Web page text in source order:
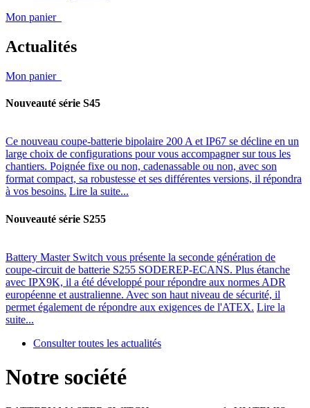
Mon panier
Actualités
Mon panier
Nouveauté série S45
Ce nouveau coupe-batterie bipolaire 200 A et IP67 se décline en un
large choix de configurations pour vous accompagner sur tous les
chantiers. Poignée fixe ou non, cadenassable ou non, avec son
format compact, sa robustesse et ses différentes versions, il répondra
à vos besoins. Lire la suite...
Nouveauté série S255
Battery Master Switch vous présente la seconde génération de
coupe-circuit de batterie S255 SODEREP-ECANS. Plus étanche
avec IPX9K, il a été développé pour répondre aux normes ADR
européenne et australienne. Avec son haut niveau de sécurité, il
permet également de répondre aux exigences de l'ATEX. Lire la
suite...
Consulter toutes les actualités
Notre société